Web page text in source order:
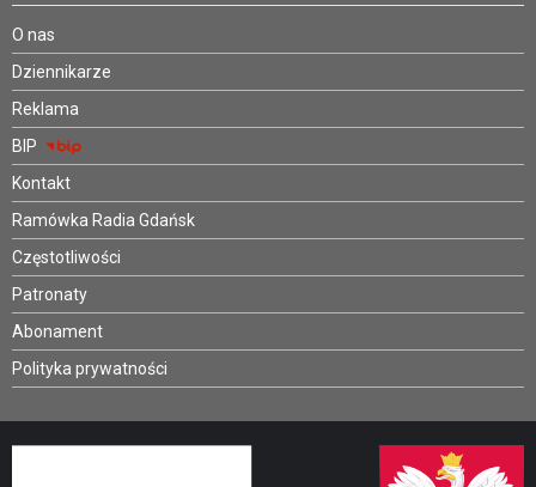
O nas
Dziennikarze
Reklama
BIP
Kontakt
Ramówka Radia Gdańsk
Częstotliwości
Patronaty
Abonament
Polityka prywatności